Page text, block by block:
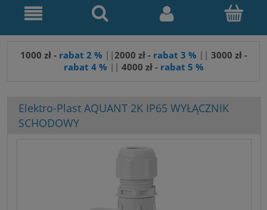
1000 zł - rabat 2 % ||2000 zł - rabat 3 % || 3000 zł -
rabat 4 % || 4000 zł - rabat 5 %
Elektro-Plast AQUANT 2K IP65 WYŁĄCZNIK
SCHODOWY